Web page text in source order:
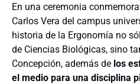
En una ceremonia
Carlos Vera del campus
historia de la Ergonomía no
de Ciencias Biológicas, sino
Concepción, además de los
el medio para una disciplina